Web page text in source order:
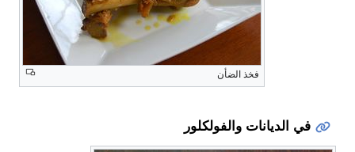
فخذ الضأن
في الديانات والفولكلور